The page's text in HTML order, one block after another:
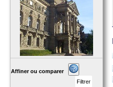
Affiner ou comparer